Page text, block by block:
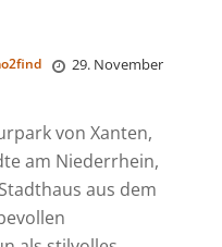
29. November
von Xanten,
am Niederrhein,
aus dem